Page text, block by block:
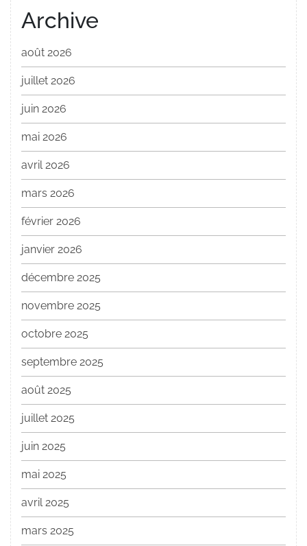
Archive
août 2026
juillet 2026
juin 2026
mai 2026
avril 2026
mars 2026
février 2026
janvier 2026
décembre 2025
novembre 2025
octobre 2025
septembre 2025
août 2025
juillet 2025
juin 2025
mai 2025
avril 2025
mars 2025